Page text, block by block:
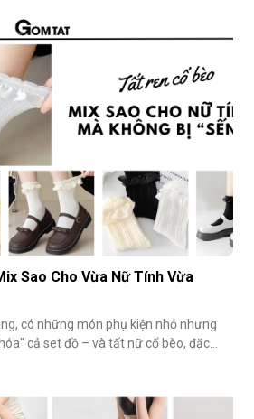
phần định hình phong cách, nâng
hiện gu thẩm mỹ cá nhân một cách
Sao Cho Vừa Nữ Tính Vừa
có những món phụ kiện nhỏ nhưng
cả set đồ – và tất nữ cổ bèo, đặc
phối đúng cách. Vậy làm sao để